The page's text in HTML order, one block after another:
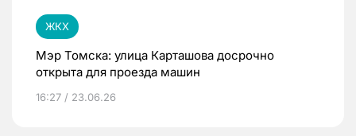
ЖКХ
Мэр Томска: улица Карташова досрочно
открыта для проезда машин
16:27 / 23.06.26